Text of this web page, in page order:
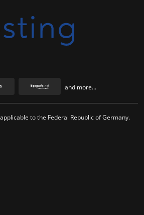
and more...
to the Federal Republic of Germany.